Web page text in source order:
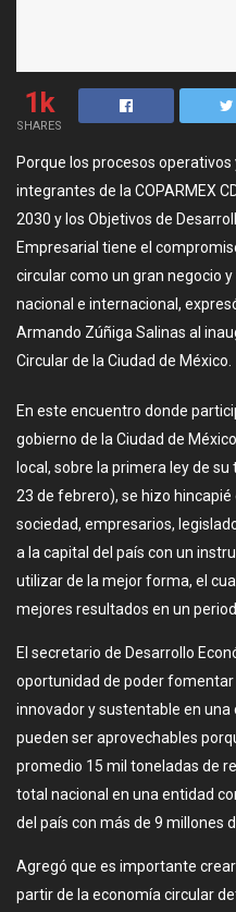
1k
SHARES
Porque los procesos
integrantes de la COPARMEX
2030 y los Objetivos de
Empresarial tiene el
circular como un gran negocio
nacional e internacional,
Armando Zúñiga Salinas al
Circular de la Ciudad de México.
En este encuentro donde
gobierno de la Ciudad de
local, sobre la primera ley de
23 de febrero), se hizo
sociedad, empresarios,
a la capital del país con un
utilizar de la mejor forma, el
mejores resultados en un
El secretario de Desarrollo
oportunidad de poder
innovador y sustentable en una
pueden ser aprovechables
promedio 15 mil toneladas de
total nacional en una entidad
del país con más de 9 millones
Agregó que es importante
partir de la economía circular